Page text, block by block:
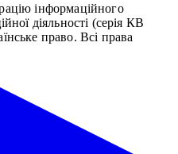
інформаційного
діяльності (серія КВ
право. Всі права